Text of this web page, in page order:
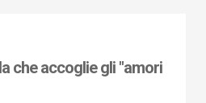
che accoglie gli "amori